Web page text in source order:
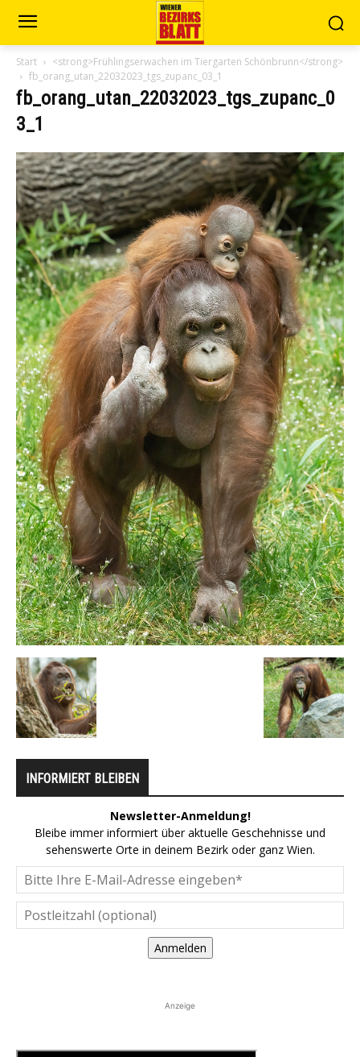
Start
<strong>Frühlingserwachen im Tiergarten Schönbrunn</strong>
fb_orang_utan_22032023_tgs_zupanc_03_1
fb_orang_utan_22032023_tgs_zupanc_0
3_1
INFORMIERT BLEIBEN
Newsletter-Anmeldung!
Bleibe immer informiert über aktuelle Geschehnisse und
sehenswerte Orte in deinem Bezirk oder ganz Wien.
Anmelden
Anzeige